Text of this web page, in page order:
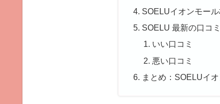
SOELUイオンモー
SOELU 最新の口コミ
いい口コミ
悪い口コミ
まとめ：SOELUイ